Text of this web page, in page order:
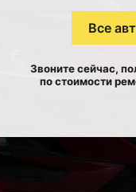
Все
Звоните сейчас,
по стоимости